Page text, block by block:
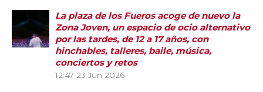
La plaza de los Fueros acoge de nuevo la
Zona Joven, un espacio de ocio alternativo
por las tardes, de 12 a 17 años, con
hinchables, talleres, baile, música,
conciertos y retos
12:47 23 Jun 2026